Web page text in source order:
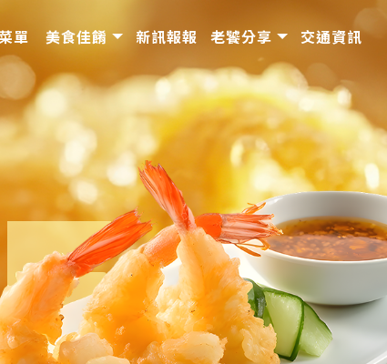
單 美食佳餚 新訊報報 老饕分享 交通資訊